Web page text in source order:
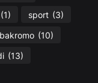
(1) sport (3)
(10)
(13)